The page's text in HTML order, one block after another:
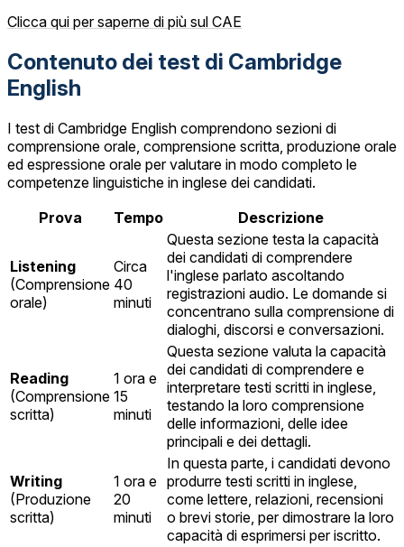
Clicca qui per saperne di più sul CAE
Contenuto dei test di Cambridge
English
I test di Cambridge English comprendono sezioni di
comprensione orale, comprensione scritta, produzione orale
ed espressione orale per valutare in modo completo le
competenze linguistiche in inglese dei candidati.
Prova
Tempo Descrizione
Listening
(Comprensione
orale)
Circa
40
minuti
Questa sezione testa la capacità
dei candidati di comprendere
l'inglese parlato ascoltando
registrazioni audio. Le domande si
concentrano sulla comprensione di
dialoghi, discorsi e conversazioni.
Reading
(Comprensione
scritta)
1 ora e
15
minuti
Questa sezione valuta la capacità
dei candidati di comprendere e
interpretare testi scritti in inglese,
testando la loro comprensione
delle informazioni, delle idee
principali e dei dettagli.
Writing
(Produzione
scritta)
1 ora e
20
minuti
In questa parte, i candidati devono
produrre testi scritti in inglese,
come lettere, relazioni, recensioni
o brevi storie, per dimostrare la loro
capacità di esprimersi per iscritto.